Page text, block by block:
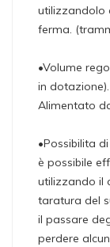
utilizzandolo
ferma.
•Volume
in
Alimentato
•Possibilita
è possibile
utilizzando il
taratura del
il passare
perdere